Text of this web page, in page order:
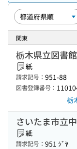
関東
栃木県立図書館
紙
請求記号： 951-88
図書登録番号：
栃
さいたま市立
紙
請求記号： 951 ｼﾞﾔ